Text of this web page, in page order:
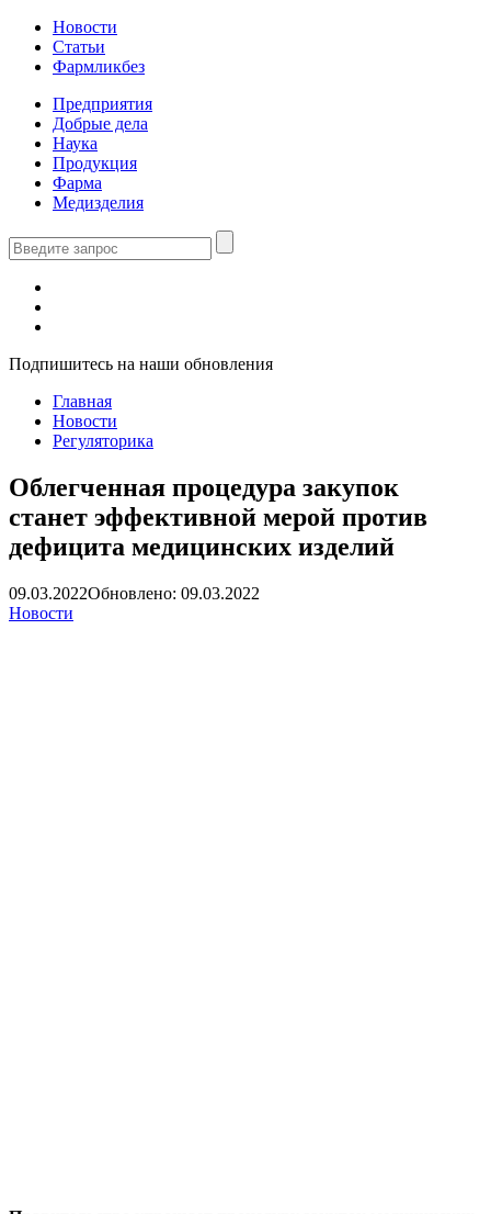
Новости
Статьи
Фармликбез
Предприятия
Добрые дела
Наука
Продукция
Фарма
Медизделия
Подпишитесь на наши обновления
Главная
Новости
Регуляторика
Облегченная процедура закупок
станет эффективной мерой против
дефицита медицинских изделий
09.03.2022Обновлено: 09.03.2022
Новости